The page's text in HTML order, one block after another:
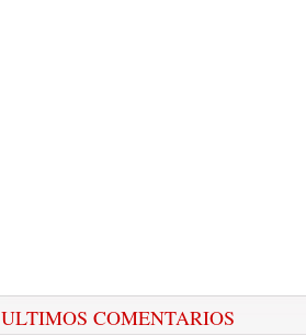
ULTIMOS COMENTARIOS